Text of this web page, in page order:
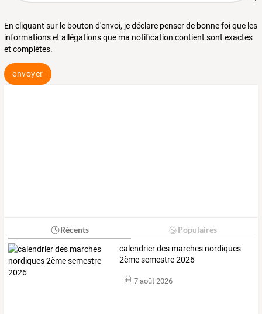
En cliquant sur le bouton d'envoi, je déclare penser de bonne foi que les
informations et allégations que ma notification contient sont exactes
et complètes.
envoyer
Récents Populaires
calendrier des marches nordiques
2ème semestre 2026
7 août 2026